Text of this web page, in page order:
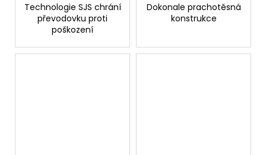
Technologie SJS chrání
převodovku proti
poškození
Dokonale prachotěsná
konstrukce